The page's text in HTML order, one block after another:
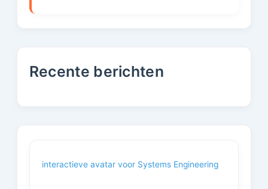
Recente berichten
interactieve avatar voor Systems Engineering